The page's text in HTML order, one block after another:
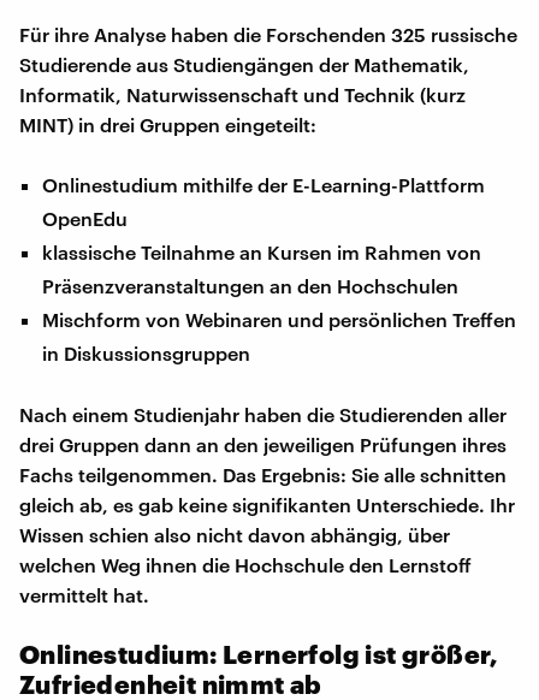
Für ihre Analyse haben die Forschenden 325 russische
Studierende aus Studiengängen der Mathematik,
Informatik, Naturwissenschaft und Technik (kurz
MINT) in drei Gruppen eingeteilt:
Onlinestudium mithilfe der E-Learning-Plattform
OpenEdu
klassische Teilnahme an Kursen im Rahmen von
Präsenzveranstaltungen an den Hochschulen
Mischform von Webinaren und persönlichen Treffen
in Diskussionsgruppen
Nach einem Studienjahr haben die Studierenden aller
drei Gruppen dann an den jeweiligen Prüfungen ihres
Fachs teilgenommen. Das Ergebnis: Sie alle schnitten
gleich ab, es gab keine signifikanten Unterschiede. Ihr
Wissen schien also nicht davon abhängig, über
welchen Weg ihnen die Hochschule den Lernstoff
vermittelt hat.
Onlinestudium: Lernerfolg ist größer,
Zufriedenheit nimmt ab